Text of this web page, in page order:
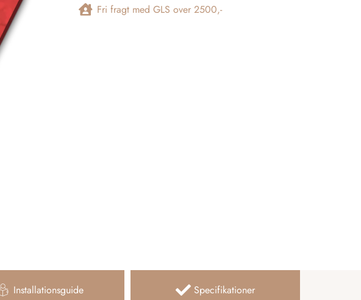
Fri fragt med GLS over 2500,-
Installationsguide Specifikationer